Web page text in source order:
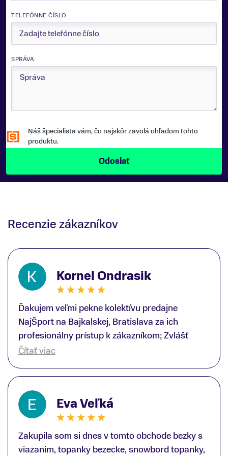
TELEFÓNNE ČÍSLO:
SPRÁVA:
Náš špecialista vám, čo najskôr zavolá ohľadom tohto
produktu.
Recenzie zákazníkov
Kornel Ondrasik
Ďakujem veľmi pekne kolektívu predajne
NajŠport na Bajkalskej, Bratislava za ich
profesionálny prístup k zákazníkom; Zvlášť
ďakujem špecialistovi Martinovi Gunišovi za
lyžiarskej obuvi, ako aj prilby.. všetko značka
Atomic; Pán Martin Guniš mi svojou
odbornosťou otvoril nové obzory a dozvedel
som sa, vďaka jeho profesionálnemu prístupu k
zákazníkovi, up-to-date informácie o nových
trendoch v lyžiarských technológiách; Z
Čítať viac
Eva Veľká
Zakupila som si dnes v tomto obchode bezky s
viazanim, topanky bezecke, snowbord topanky,